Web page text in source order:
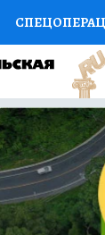
НАУКА
ДОКТОР
ПРОГНОЗЫ